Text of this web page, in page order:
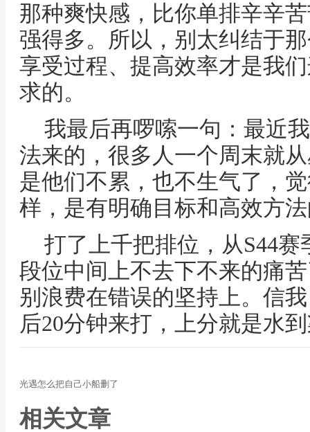
那种爽快感，比你单排辛辛
强得多。所以，别太纠结于
享受过程、提高效率才是我
求的。
我最后再啰嗦一句：最近
法来的，很多人一个周末就
是他们不累，也不生气了，
样，是有明确目标和高效方
打了上千把排位，从S44
段位中间上不去下不来的痛
别浪费在错误的坚持上。信
后20分钟来打，上分就是水
光遇怎么把自己小船删了
相关文章